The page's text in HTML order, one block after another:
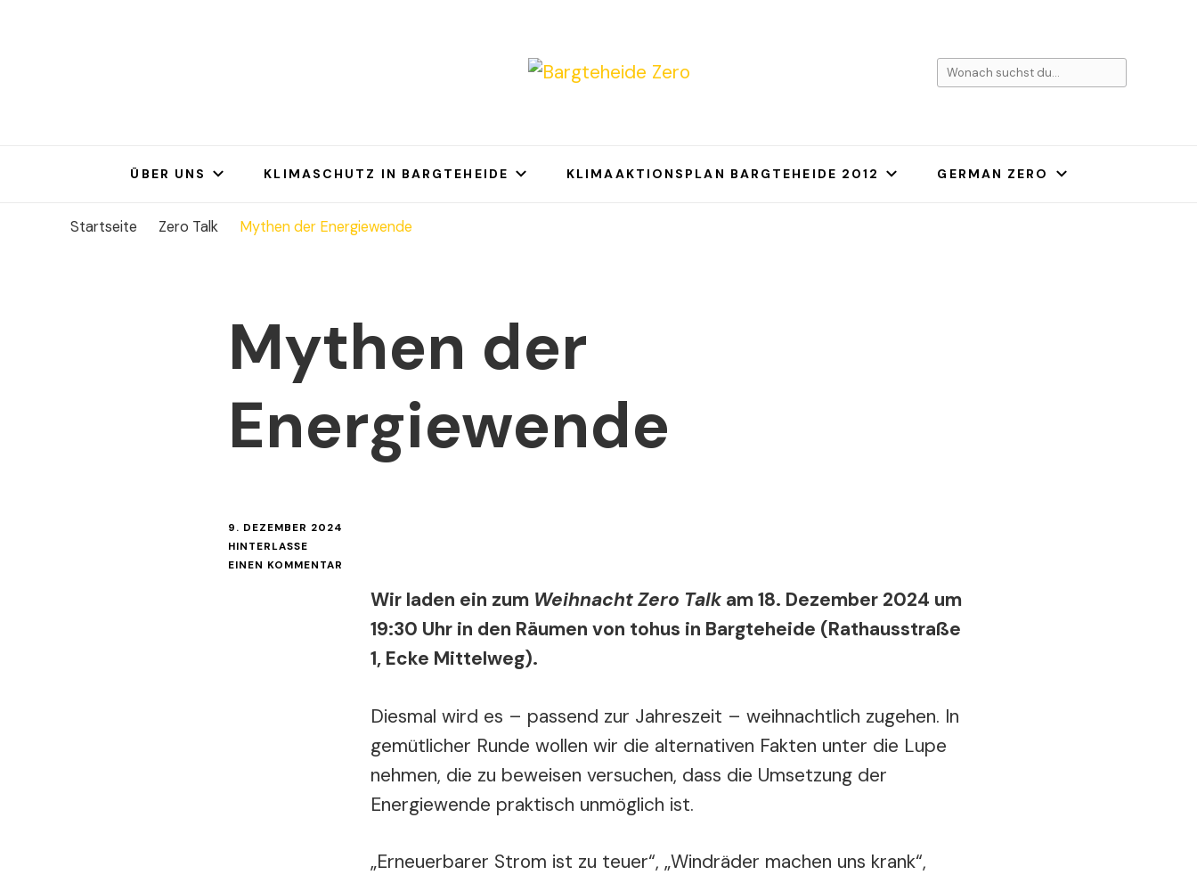
Suchst
ÜBER UNS KLIMASCHUTZ IN BARGTEHEIDE KLIMAAKTIONSPLAN BARGTEHEIDE 2012 GERMAN ZERO
Startseite Zero Talk Mythen der Energiewende
Mythen der
Energiewende
9. DEZEMBER 2024
HINTERLASSE
EINEN KOMMENTAR
ENERGIEWENDE
Wir laden ein zum Weihnacht Zero Talk am 18. Dezember 2024 um
19:30 Uhr in den Räumen von tohus in Bargteheide (Rathausstraße
1, Ecke Mittelweg).
Diesmal wird es – passend zur Jahreszeit – weihnachtlich zugehen. In
gemütlicher Runde wollen wir die alternativen Fakten unter die Lupe
nehmen, die zu beweisen versuchen, dass die Umsetzung der
Energiewende praktisch unmöglich ist.
„Erneuerbarer Strom ist zu teuer“, „Windräder machen uns krank“,